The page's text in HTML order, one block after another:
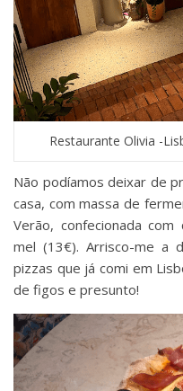
Restaurante Olivia -
Não podíamos deixar de
casa, com massa de
Verão, confecionada
mel (13€). Arrisco-me a
pizzas que já comi em
de figos e presunto!